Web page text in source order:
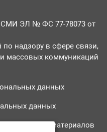
СМИ ЭЛ № ФС 77-78073 от
надзору в сфере связи,
массовых коммуникаций
данных
данных
материалов